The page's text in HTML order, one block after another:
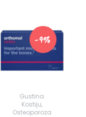
-9%
Gustina
Kostiju,
Osteoporoza